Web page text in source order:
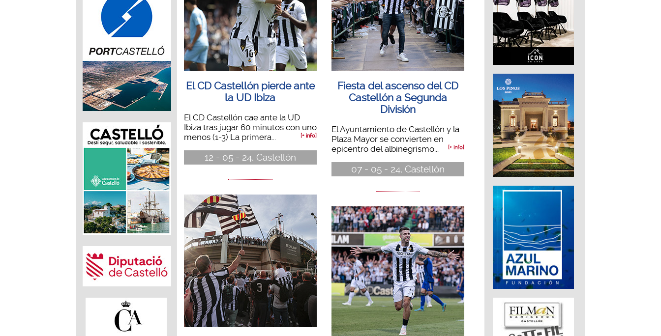
El CD Castellón pierde ante
la UD Ibiza
El CD Castellón cae ante la UD
Ibiza tras jugar 60 minutos con uno
menos (1-3) La primera...
[+ info]
12 - 05 - 24, Castellón
Fiesta del ascenso del CD
Castellón a Segunda
División
El Ayuntamiento de Castellón y la
Plaza Mayor se convierten en
epicentro del albinegrismo...
[+ info]
07 - 05 - 24, Castellón